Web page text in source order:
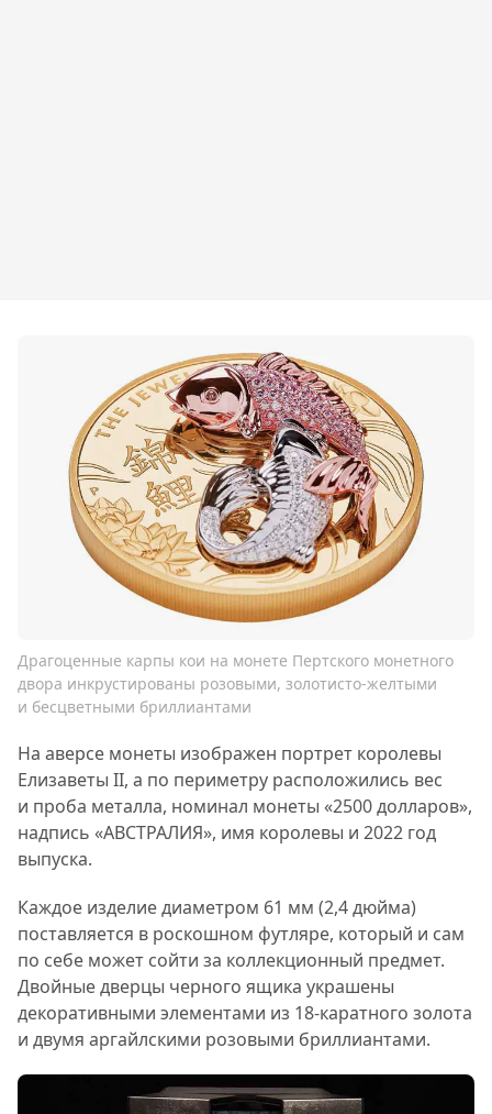
Драгоценные карпы кои на монете Пертского монетного
двора инкрустированы розовыми, золотисто-желтыми
и бесцветными бриллиантами
На аверсе монеты изображен портрет королевы
Елизаветы II, а по периметру расположились вес
и проба металла, номинал монеты «2500 долларов»,
надпись «АВСТРАЛИЯ», имя королевы и 2022 год
выпуска.
Каждое изделие диаметром 61 мм (2,4 дюйма)
поставляется в роскошном футляре, который и сам
по себе может сойти за коллекционный предмет.
Двойные дверцы черного ящика украшены
декоративными элементами из 18-каратного золота
и двумя аргайлскими розовыми бриллиантами.